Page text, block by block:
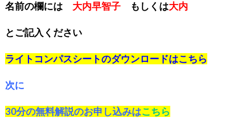
名前の欄には 大内早智子 もしくは大内
とご記入ください
ライトコンパスシートのダウンロードはこちら
次に
30分の無料解説のお申し込みはこちら